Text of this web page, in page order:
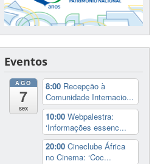
Eventos
AGO
7
sex
8:00 Recepção à
Comunidade Internacio...
10:00Webpalestra:
‘Informações essenc...
20:00Cineclube África
no Cinema: ‘Coc...